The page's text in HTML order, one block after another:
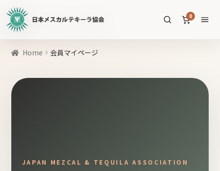
本
ス
カ
公
0
商
を
検
メスカル
Home 会員マイページ
JAPAN MEZCAL & TEQUILA ASSOCIATION